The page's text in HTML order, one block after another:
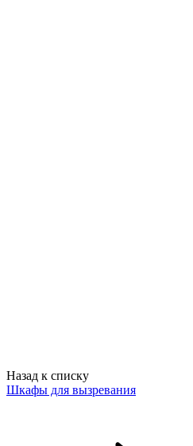
Назад к списку
Шкафы для вызревания